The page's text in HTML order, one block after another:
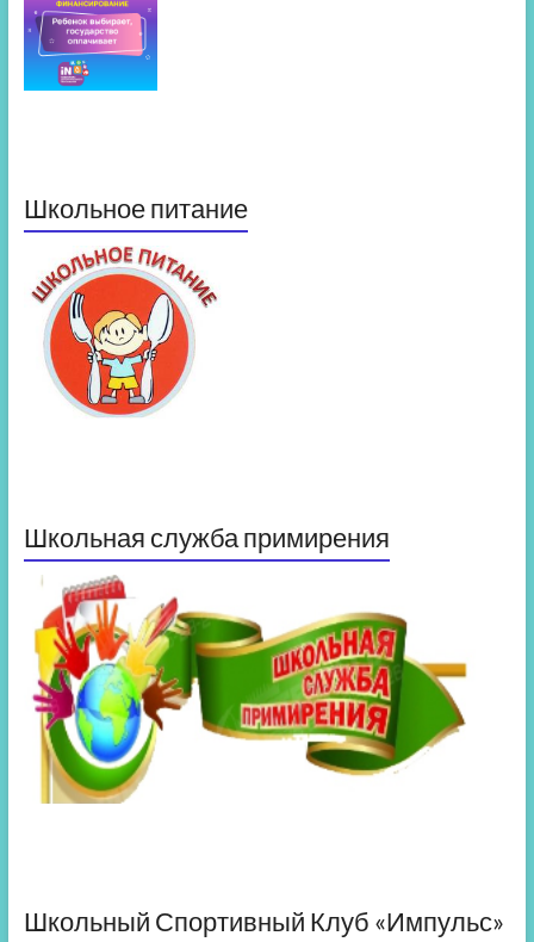
Школьное питание
Школьная служба примирения
Школьный Спортивный Клуб «Импульс»